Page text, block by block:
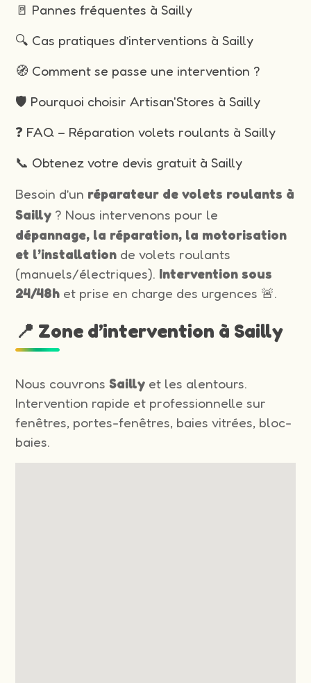
🚪 Pannes fréquentes à Sailly
🔍 Cas pratiques d’interventions à Sailly
🧭 Comment se passe une intervention ?
🛡️ Pourquoi choisir Artisan'Stores à Sailly
❓ FAQ – Réparation volets roulants à Sailly
📞 Obtenez votre devis gratuit à Sailly
Besoin d’un réparateur de volets roulants à
Sailly ? Nous intervenons pour le
dépannage, la réparation, la motorisation
et l’installation de volets roulants
(manuels/électriques). Intervention sous
24/48h et prise en charge des urgences 🚨.
📍 Zone d’intervention à Sailly
Nous couvronsSailly et les alentours.
Intervention rapide et professionnelle sur
fenêtres, portes-fenêtres, baies vitrées, bloc-
baies.